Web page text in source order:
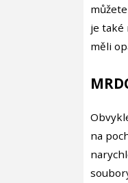
je také
měli
na